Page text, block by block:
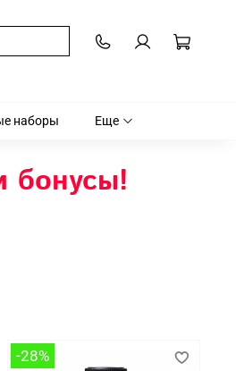
наборы Еще
бонусы!
-28%